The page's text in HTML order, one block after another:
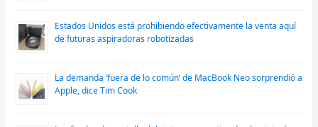
Estados Unidos está prohibiendo efectivamente la venta aquí
de futuras aspiradoras robotizadas
La demanda ‘fuera de lo común’ de MacBook Neo sorprendió a
Apple, dice Tim Cook